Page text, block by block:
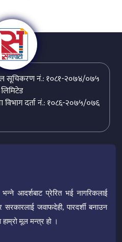
सूचिकरण नं.: १०८१-२०७४/०७५
विभाग दर्ता नं.: १०८६-२०७५/०७६
भन्ने आदर्शबाट प्रेरित भई नागरिकलाई
सरकारलाई जवाफदेही, पारदर्शी बनाउन
हाम्रो मूल मन्त्र हो ।